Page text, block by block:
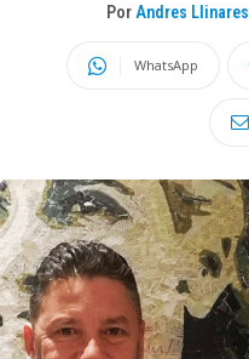
Por Andres Llinares
WhatsApp